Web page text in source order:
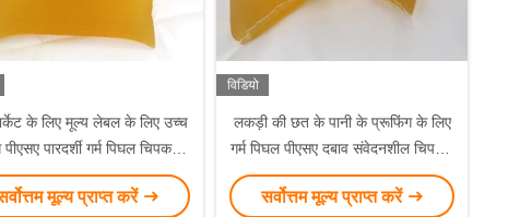
के लिए मूल्य लेबल के लिए उच्च
पारदर्शी गर्म पिघल चिपकने
वाला गोंद
मूल्य प्राप्त करें
विडियो
लकड़ी की छत के पानी के प्रूफिंग के लिए
गर्म पिघल पीएसए दबाव संवेदनशील चिपकने
वाला;
सर्वोत्तम मूल्य प्राप्त करें